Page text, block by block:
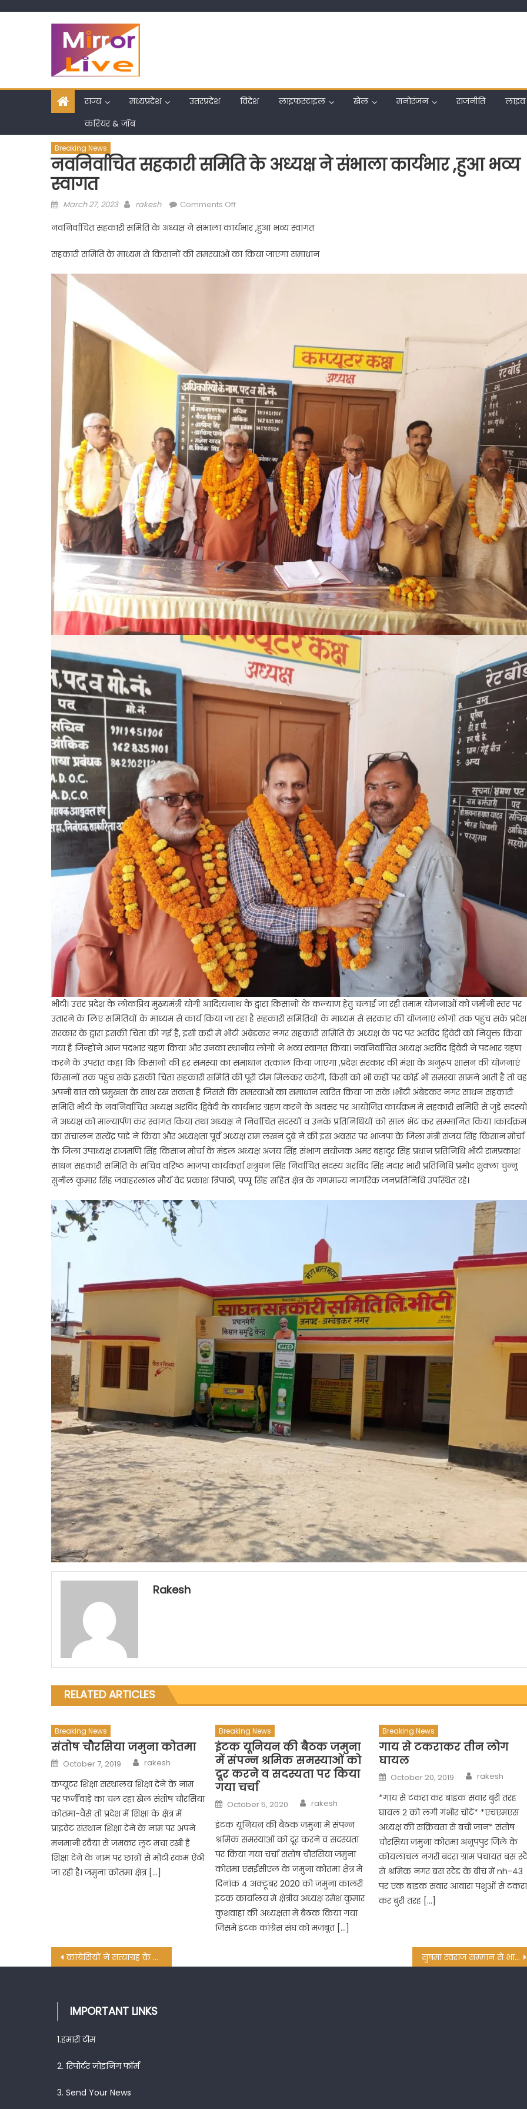
राज्य मध्यप्रदेश उतरप्रदेश विदेश लाइफस्टाइल खेल मनोरंजन राजनीति
लाइव
करियर & जॉब
Breaking News
नवनिर्वाचित सहकारी समिति के अध्यक्ष ने संभाला कार्यभार ,हुआ भव्य
स्वागत
Posted
March 27, 2023 Author
rakesh Comments Offon
सहकारी
के
अध्यक्ष
नवनिर्वाचित सहकारी समिति के अध्यक्ष ने संभाला कार्यभार ,हुआ भव्य स्वागत
सहकारी समिति के माध्यम से किसानों की समस्याओं का किया जाएगा समाधान
भीटी। उत्तर प्रदेश के लोकप्रिय मुख्यमंत्री योगी आदित्यनाथ के द्वारा किसानों के कल्याण हेतु चलाई जा रही तमाम योजनाओं को जमीनी स्तर पर
उतारने के लिए समितियों के माध्यम से कार्य किया जा रहा है सहकारी समितियों के माध्यम से सरकार की योजनाएं लोगों तक पहुंच सके प्रदेश
सरकार के द्वारा इसकी चिंता की गई है, इसी कड़ी में भीटी अंबेडकर नगर सहकारी समिति के अध्यक्ष के पद पर अरविंद द्विवेदी को नियुक्त किया
गया है जिन्होंने आज पदभार ग्रहण किया और उनका स्थानीय लोगों ने भव्य स्वागत किया। नवनिर्वाचित अध्यक्ष अरविंद द्विवेदी ने पदभार ग्रहण
करने के उपरांत कहा कि किसानों की हर समस्या का समाधान तत्काल किया जाएगा ,प्रदेश सरकार की मंशा के अनुरूप शासन की योजनाएं
किसानों तक पहुंच सके इसकी चिंता सहकारी समिति की पूरी टीम मिलकर करेगी, किसी को भी कहीं पर कोई भी समस्या सामने आती है तो वह
अपनी बात को प्रमुखता के साथ रख सकता है जिससे कि समस्याओं का समाधान त्वरित किया जा सके ।भीटी अंबेडकर नगर साधन सहकारी
समिति भीटी के नवनिर्वाचित अध्यक्ष अरविंद द्विवेदी के कार्यभार ग्रहण करने के अवसर पर आयोजित कार्यक्रम में सहकारी समिति से जुड़े सदस्यों
ने अध्यक्ष को माल्यार्पण कर स्वागत किया तथा अध्यक्ष ने निर्वाचित सदस्यों व उनके प्रतिनिधियों को साल भेंट कर सम्मानित किया ।कार्यक्रम
का संचालन सत्येंद्र पांडे ने किया और अध्यक्षता पूर्व अध्यक्ष राम लखन दुबे ने की इस अवसर पर भाजपा के जिला मंत्री संजय सिंह किसान मोर्चा
के जिला उपाध्यक्ष राजमणि सिंह किसान मोर्चा के मंडल अध्यक्ष अजय सिंह संभाग संयोजक अमर बहादुर सिंह प्रधान प्रतिनिधि भीटी रामप्रकाश
साधन सहकारी समिति के सचिव वरिष्ठ भाजपा कार्यकर्ता शत्रुघन सिंह निर्वाचित सदस्य अरविंद सिंह मदार भारी प्रतिनिधि प्रमोद शुक्ला चुन्नू
सुनील कुमार सिंह जवाहरलाल मौर्य वेद प्रकाश त्रिपाठी, पप्पू सिंह सहित क्षेत्र के गणमान्य नागरिक जनप्रतिनिधि उपस्थित रहे।
Rakesh
RELATED ARTICLES
Breaking News
संतोष चौरसिया जमुना कोतमा
Posted
on
October 7, 2019 Author
rakesh
कंप्यूटर शिक्षा संस्थालय शिक्षा देने के नाम
पर फर्जीवाड़े का चल रहा खेल संतोष चौरसिया
कोतमा-वैसे तो प्रदेश में शिक्षा के क्षेत्र में
प्राइवेट संस्थान शिक्षा देने के नाम पर अपने
मनमानी रवैया से जमकर लूट मचा रखी है
शिक्षा देने के नाम पर छात्रों से मोटी रकम ऐंठी
जा रही है। जमुना कोतमा क्षेत्र […]
Breaking News
इंटक यूनियन की बैठक जमुना
में संपन्न श्रमिक समस्याओं को
दूर करने व सदस्यता पर किया
गया चर्चा
Posted
on
October 5, 2020 Author
rakesh
इंटक यूनियन की बैठक जमुना में संपन्न
श्रमिक समस्याओं को दूर करने व सदस्यता
पर किया गया चर्चा संतोष चौरसिया जमुना
कोतमा एसईसीएल के जमुना कोतमा क्षेत्र में
दिनांक 4 अक्टूबर 2020 को जमुना कालरी
इंटक कार्यालय मे क्षेत्रीय अध्यक्ष रमेश कुमार
कुशवाहा की अध्यक्षता में बैठक किया गया
जिसमें इंटक कांग्रेस संघ को मजबूत […]
Breaking News
गाय से टकराकर तीन लोग
घायल
Posted
on
October 20, 2019 Author
rakesh
*गाय से टकरा कर बाइक सवार बुरी तरह
घायल 2 को लगी गंभीर चोटें* *एचएमएस
अध्यक्ष की सक्रियता से बची जान* संतोष
चौरसिया जमुना कोतमा अनूपपुर जिले के
कोयलांचल नगरी बदरा ग्राम पंचायत बस
से श्रमिक नगर बस स्टैंड के बीच में nh-43
पर एक बाइक सवार आवारा पशुओं से टकरा
कर बुरी तरह […]
Post
कांग्रेसियों ने सत्याग्रह के साथ प्रधानमंत्री का किया पुतला दहन सुषमा स्वराज सम्मान से भाजपा महिला मोर्चा ने महिलाओं को किया सम्मानित
IMPORTANT LINKS
1.हमारी टीम
2.रिपोर्टर जोइनिंग फॉर्म
3.Send Your News